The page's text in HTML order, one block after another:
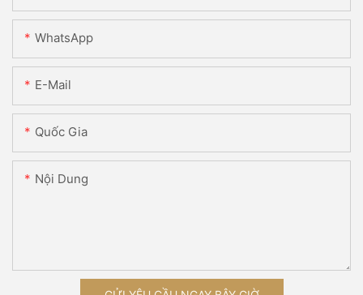
WhatsApp
E-Mail
Quốc Gia
Nội Dung